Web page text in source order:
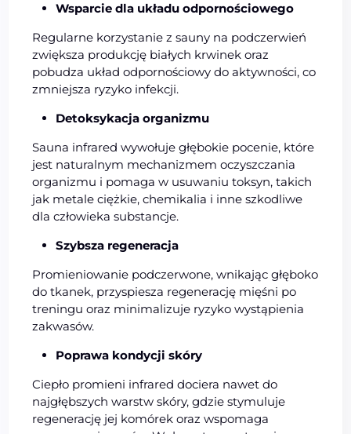
Wsparcie dla układu odpornościowego
Regularne korzystanie z sauny na podczerwień
zwiększa produkcję białych krwinek oraz
pobudza układ odpornościowy do aktywności, co
zmniejsza ryzyko infekcji.
Detoksykacja organizmu
Sauna infrared wywołuje głębokie pocenie, które
jest naturalnym mechanizmem oczyszczania
organizmu i pomaga w usuwaniu toksyn, takich
jak metale ciężkie, chemikalia i inne szkodliwe
dla człowieka substancje.
Szybsza regeneracja
Promieniowanie podczerwone, wnikając głęboko
do tkanek, przyspiesza regenerację mięśni po
treningu oraz minimalizuje ryzyko wystąpienia
zakwasów.
Poprawa kondycji skóry
Ciepło promieni infrared dociera nawet do
najgłębszych warstw skóry, gdzie stymuluje
regenerację jej komórek oraz wspomaga